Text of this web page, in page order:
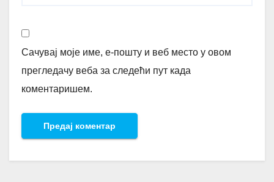
Сачувај моје име, е-пошту и веб место у овом
прегледачу веба за следећи пут када
коментаришем.